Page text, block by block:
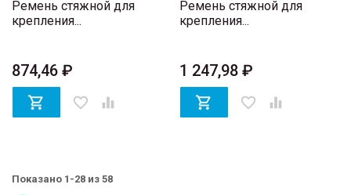
Ремень стяжной для
крепления...
874,46 ₽
 favorite_border 
Ремень стяжной для
крепления...
1 247,98 ₽
 favorite_border 
Показано 1-28 из 58